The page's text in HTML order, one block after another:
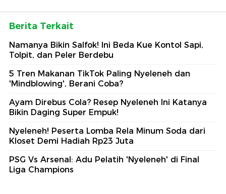
Berita Terkait
Namanya Bikin Salfok! Ini Beda Kue Kontol Sapi,
Tolpit, dan Peler Berdebu
5 Tren Makanan TikTok Paling Nyeleneh dan
'Mindblowing', Berani Coba?
Ayam Direbus Cola? Resep Nyeleneh Ini Katanya
Bikin Daging Super Empuk!
Nyeleneh! Peserta Lomba Rela Minum Soda dari
Kloset Demi Hadiah Rp23 Juta
PSG Vs Arsenal: Adu Pelatih 'Nyeleneh' di Final
Liga Champions